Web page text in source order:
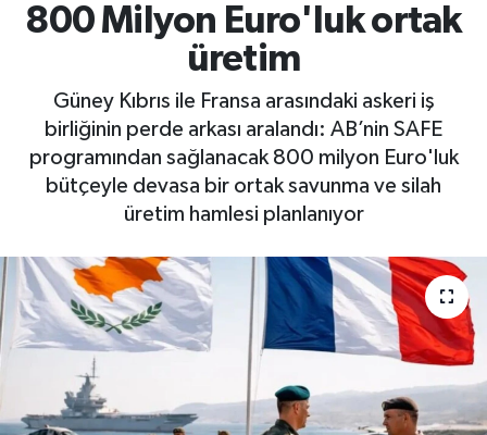
800 Milyon Euro'luk ortak
üretim
Güney Kıbrıs ile Fransa arasındaki askeri iş
birliğinin perde arkası aralandı: AB’nin SAFE
programından sağlanacak 800 milyon Euro'luk
bütçeyle devasa bir ortak savunma ve silah
üretim hamlesi planlanıyor
Son Dakika Haberleri